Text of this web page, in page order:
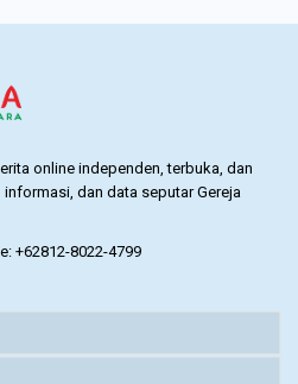
online independen, terbuka, dan
dan data seputar Gereja
+62812-8022-4799